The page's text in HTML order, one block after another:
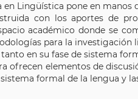
en Lingüística pone en
con los aportes de
académico donde se
para la
en su fase de sistema
ofrecen elementos de
formal de la lengua y